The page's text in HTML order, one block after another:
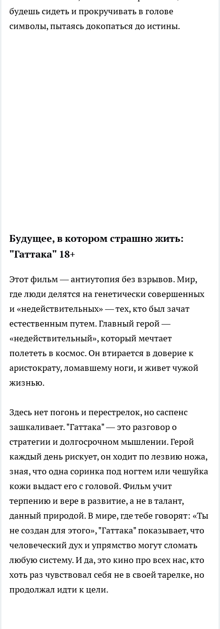
будешь сидеть и прокручивать в голове
символы, пытаясь докопаться до истины.
Будущее, в котором страшно жить:
"Гаттака" 18+
Этот фильм — антиутопия без взрывов. Мир,
где люди делятся на генетически совершенных
и «недействительных» — тех, кто был зачат
естественным путем. Главный герой —
«недействительный», который мечтает
полететь в космос. Он втирается в доверие к
аристократу, ломавшему ноги, и живет чужой
жизнью.
Здесь нет погонь и перестрелок, но саспенс
зашкаливает. "Гаттака" — это разговор о
стратегии и долгосрочном мышлении. Герой
каждый день рискует, он ходит по лезвию ножа,
зная, что одна соринка под ногтем или чешуйка
кожи выдаст его с головой. Фильм учит
терпению и вере в развитие, а не в талант,
данный природой. В мире, где тебе говорят: «Ты
не создан для этого», "Гаттака" показывает, что
человеческий дух и упрямство могут сломать
любую систему. И да, это кино про всех нас, кто
хоть раз чувствовал себя не в своей тарелке, но
продолжал идти к цели.